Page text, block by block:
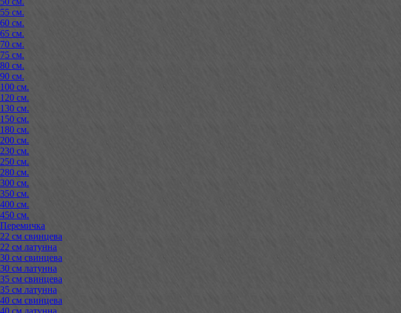
55 см.
60 см.
65 см.
70 см.
75 см.
80 см.
90 см.
100 см.
120 см.
130 см.
150 см.
180 см.
200 см.
230 см.
250 см.
280 см.
300 см.
350 см.
400 см.
450 см.
Перемичка
22 см свинцева
22 см латунна
30 см свинцева
30 см латунна
35 см свинцева
35 см латунна
40 см свинцева